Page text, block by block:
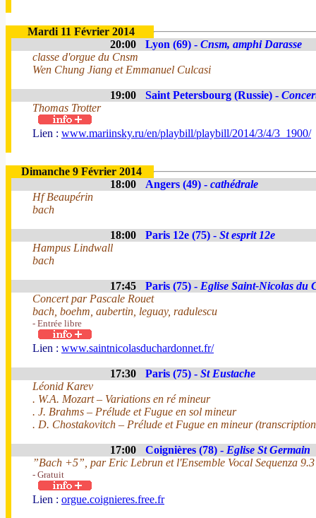
Mardi 11 Février 2014
20:00
Lyon (69) - Cnsm, amphi Darasse
classe d'orgue du Cnsm
Wen Chung Jiang et Emmanuel Culcasi
19:00 Saint Petersbourg (Russie) -
Thomas Trotter
Lien : www.mariinsky.ru/en/playbill/playbill/2014/3/4/3_1900/
Dimanche 9 Février 2014
18:00
Angers (49) - cathédrale
Hf Beaupérin
bach
18:00 Paris 12e (75) - St esprit 12e
Hampus Lindwall
bach
17:45 Paris (75) - Eglise Saint-Nicolas du
Concert par Pascale Rouet
bach, boehm, aubertin, leguay, radulescu
- Entrée libre
Lien : www.saintnicolasduchardonnet.fr/
17:30 Paris (75) - St Eustache
Léonid Karev
. W.A. Mozart – Variations en ré mineur
. J. Brahms – Prélude et Fugue en sol mineur
. D. Chostakovitch – Prélude et Fugue en mineur
17:00 Coignières (78) - Eglise St Germain
”Bach +5”, par Eric Lebrun et l'Ensemble Vocal Sequenza
- Gratuit
Lien : orgue.coignieres.free.fr